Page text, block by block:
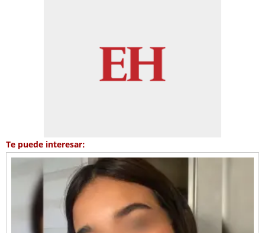
Te puede interesar: